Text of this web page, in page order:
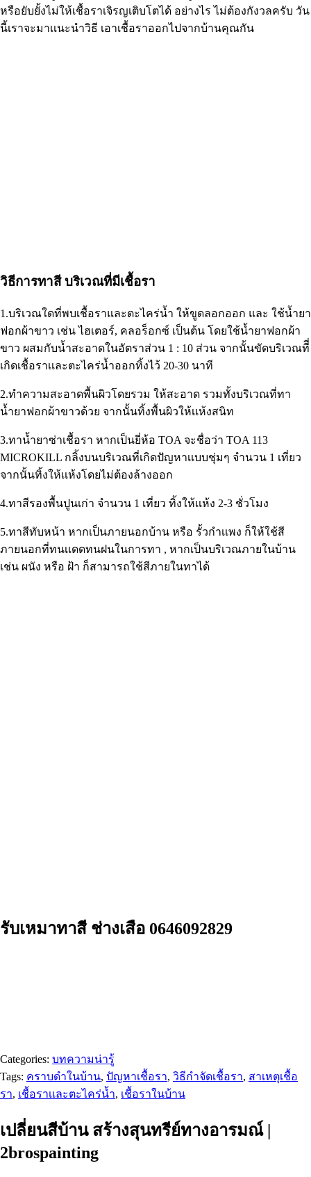
หรือยับยั้งไม่ให้เชื้อราเจิรญเติบโตได้ อย่างไร ไม่ต้องกังวลครับ วัน
นี้เราจะมาเเนะนำวิธี เอาเชื้อราออกไปจากบ้านคุณกัน
วิธีการทาสี บริเวณที่มีเชื้อรา
1.บริเวณใดที่พบเชื้อราและตะไคร่น้ำ ให้ขูดลอกออก และ ใช้น้ำยา
ฟอกผ้าขาว เช่น ไฮเตอร์, คลอร็อกซ์ เป็นต้น โดยใช้น้ำยาฟอกผ้า
ขาว ผสมกับน้ำสะอาดในอัตราส่วน 1 : 10 ส่วน จากนั้นขัดบริเวณทีี่
เกิดเชื้อราเเละตะไคร่น้ำออกทิ้งไว้ 20-30 นาที
2.ทำความสะอาดพื้นผิวโดยรวม ให้สะอาด รวมทั้งบริเวณที่ทา
น้ำยาฟอกผ้าขาวด้วย จากนั้นทิ้งพื้นผิวให้เเห้งสนิท
3.ทาน้ำยาซ่าเชื้อรา หากเป็นยี่ห้อ TOA จะชื่อว่า TOA 113
MICROKILL กลิ้งบนบริเวณที่เกิดปัญหาเเบบชุ่มๆ จำนวน 1 เที่ยว
จากนั้นทิ้งให้เเห้งโดยไม่ต้องล้างออก
4.ทาสีรองพื้นปูนเก่า จำนวน 1 เที่ยว ทิ้งให้เเห้ง 2-3 ชั่วโมง
5.ทาสีทับหน้า หากเป็นภายนอกบ้าน หรือ รั้วกำเเพง ก็ให้ใช้สี
ภายนอกที่ทนเเดดทนฝนในการทา , หากเป็นบริเวณภายในบ้าน
เช่น ผนัง หรือ ฝ้า ก็สามารถใช้สีภายในทาได้
รับเหมาทาสี ช่างเสือ 0646092829
Categories: บทความน่ารู้
Tags: คราบดำในบ้าน, ปัญหาเชื้อรา, วิธีกำจัดเชื้อรา, สาเหตุเชื้อ
รา, เชื้อราเเละตะไคร่น้ำ, เชื้อราในบ้าน
เปลี่ยนสีบ้าน สร้างสุนทรีย์ทางอารมณ์ |
2brospainting